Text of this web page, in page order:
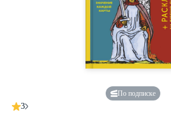
По подписке
3